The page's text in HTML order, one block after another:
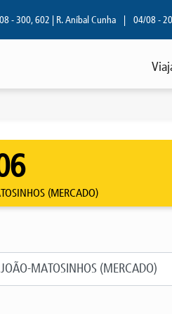
300, 602 | R. Aníbal Cunha | 04/08 - 209 |
(MERCADO)